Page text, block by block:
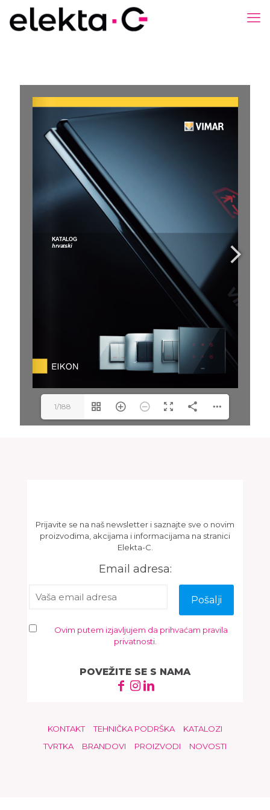
1/188
Prijavite se na naš newsletter i saznajte sve o novim
proizvodima, akcijama i informacijama na stranici
Elekta-C.
Email adresa:
Ovim putem izjavljujem da prihvaćam pravila
privatnosti.
POVEŽITE SE S NAMA
KONTAKT TEHNIČKA PODRŠKA
KATALOZI
TVRTKA
BRANDOVI PROIZVODI NOVOSTI